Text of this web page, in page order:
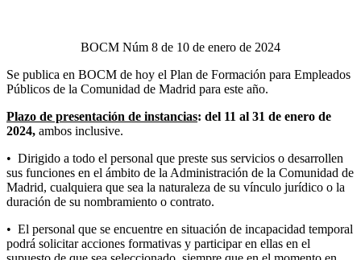
BOCM Núm 8 de 10 de enero de 2024
Se publica en BOCM de hoy el Plan de Formación para Empleados
Públicos de la Comunidad de Madrid para este año.
Plazo de presentación de instancias: del 11 al 31 de enero de
2024, ambos inclusive.
• Dirigido a todo el personal que preste sus servicios o desarrollen
sus funciones en el ámbito de la Administración de la Comunidad de
Madrid, cualquiera que sea la naturaleza de su vínculo jurídico o la
duración de su nombramiento o contrato.
• El personal que se encuentre en situación de incapacidad temporal
podrá solicitar acciones formativas y participar en ellas en el